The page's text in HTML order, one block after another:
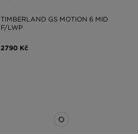
TIMBERLAND GS MOTION 6 MID
F/LWP
2790 Kč